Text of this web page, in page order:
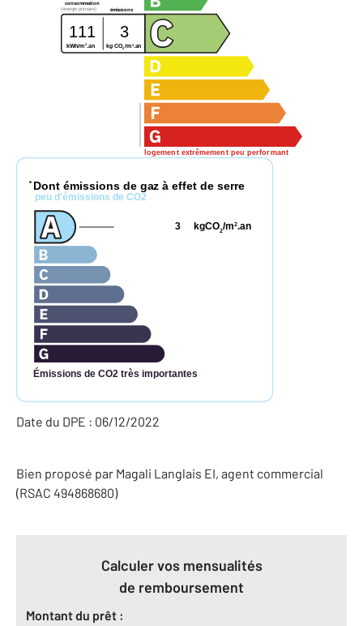
logement extrêmement peu performant
consommation
émissions
(énergie primaire)
111 3
kWh/m 2 .an kg CO2/m2.an
* Dont émissions de gaz à effet de serre
peu d'émissions de CO2
Émissions de CO2 très importantes
kgCO2/m2.an
3
Date du DPE : 06/12/2022
Bien proposé par Magali Langlais EI, agent commercial
(RSAC 494868680)
Calculer vos mensualités
de remboursement
Montant du prêt :